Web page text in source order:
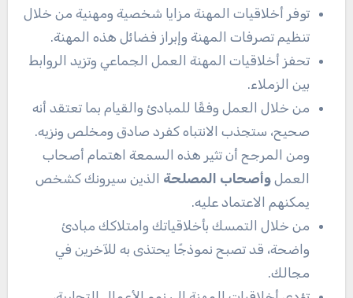
توفر أخلاقيات المهنة مزايا شخصية ومهنية من خلال
تنظيم تصرفات المهنة وإبراز فضائل هذه المهنة.
تحفز أخلاقيات المهنة العمل الجماعي وتزيد الروابط
بين الزملاء.
من خلال العمل وفقًا للمبادئ والقيام بما تعتقد أنه
صحيح، ستجذب الانتباه كفرد صادق ومخلص ونزيه.
ومن المرجح أن تثير هذه السمعة اهتمام أصحاب
العملوأصحاب المصلحة الذين سيرونك كشخص
يمكنهم الاعتماد عليه.
من خلال التمسك بأخلاقياتك وامتلاكك مبادئ
واضحة، قد تصبح نموذجًا يحتذى به للآخرين في
مجالك.